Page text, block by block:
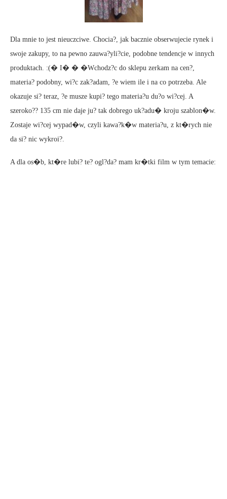
Dla mnie to jest nieuczciwe. Chocia?, jak bacznie obserwujecie rynek i
swoje zakupy, to na pewno zauwa?yli?cie, podobne tendencje w innych
produktach. :(� I� � �Wchodz?c do sklepu zerkam na cen?,
materia? podobny, wi?c zak?adam, ?e wiem ile i na co potrzeba. Ale
okazuje si? teraz, ?e musze kupi? tego materia?u du?o wi?cej. A
szeroko?? 135 cm nie daje ju? tak dobrego uk?adu� kroju szablon�w.
Zostaje wi?cej wypad�w, czyli kawa?k�w materia?u, z kt�rych nie
da si? nic wykroi?.
A dla os�b, kt�re lubi? te? ogl?da? mam kr�tki film w tym temacie: